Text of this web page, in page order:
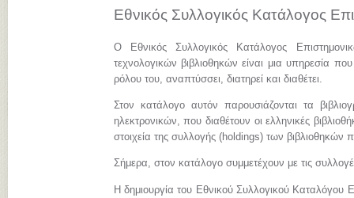
Εθνικός Συλλογικός Κατάλογος
Ο Εθνικός Συλλογικός Κατάλογος
τεχνολογικών βιβλιοθηκών είναι μια υπηρεσία
ρόλου του, αναπτύσσει, διατηρεί και διαθέτει.
Στον κατάλογο αυτόν παρουσιάζονται τα
ηλεκτρονικών, που διαθέτουν οι ελληνικές
στοιχεία της συλλογής (holdings) των βιβλιοθηκών
Σήμερα, στον κατάλογο συμμετέχουν με τις
Η δημιουργία του Εθνικού Συλλογικού Καταλόγου